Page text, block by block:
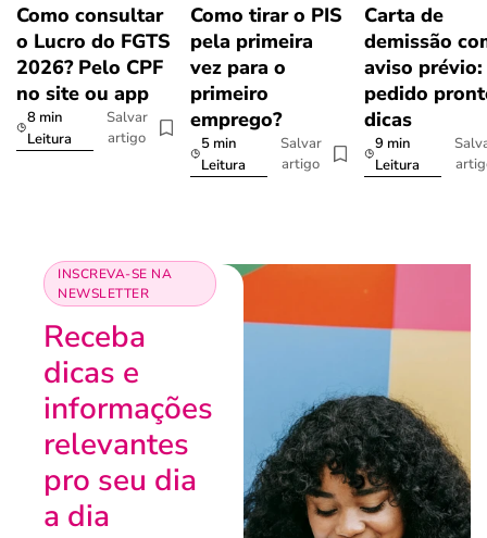
Como consultar
o Lucro do FGTS
2026? Pelo CPF
no site ou app
8 min
Leitura
Salvar
artigo
Como tirar o PIS
pela primeira
vez para o
primeiro
emprego?
5 min
Leitura
Salvar
artigo
Carta de
demissão
aviso prévio:
pedido
dicas
9 min
Leitura
INSCREVA-SE NA
NEWSLETTER
Receba
dicas e
informações
relevantes
pro seu dia
a dia